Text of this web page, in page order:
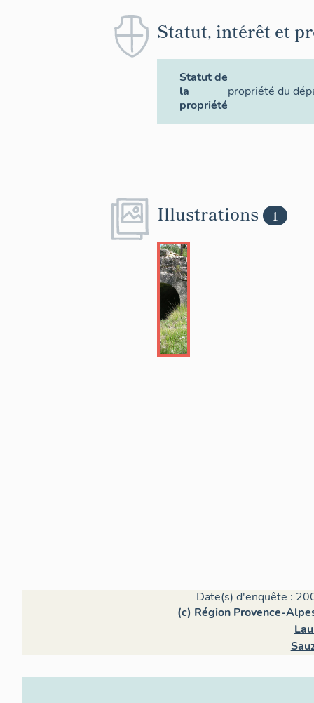
Statut, intérêt et
Statut de
la
propriété
propriété du
Illustrations 1
Date(s) d'enquête :
(c) Région Provence-